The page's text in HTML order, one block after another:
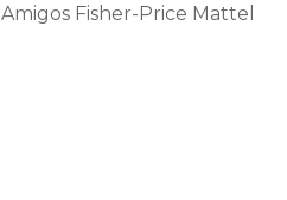
Fisher-Price Mattel